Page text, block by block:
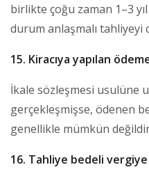
birlikte çoğu zaman 1–3
durum anlaşmalı tahliyeyi
15. Kiracıya yapılan
İkale sözleşmesi usulüne
gerçekleşmişse, ödenen
genellikle mümkün
16. Tahliye bedeli